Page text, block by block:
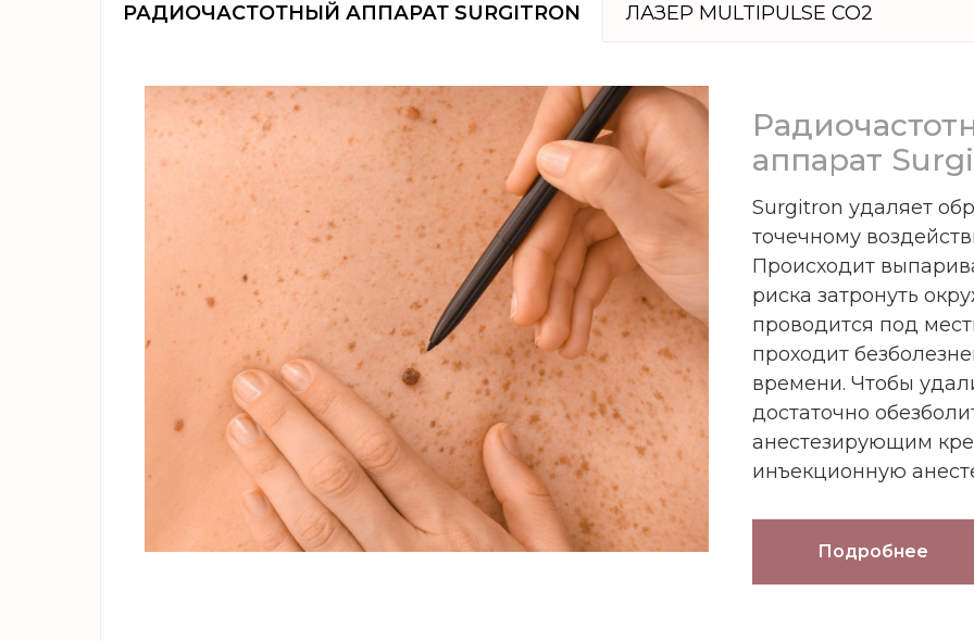
РАДИОЧАСТОТНЫЙ АППАРАТ SURGITRON ЛАЗЕР MULTIPULSE СО2
аппарат
Surgitron удаляет
точечному
Происходит
риска затронуть
проводится под
проходит
времени. Чтобы
достаточно
анестезирующим
инъекционную
Подробнее